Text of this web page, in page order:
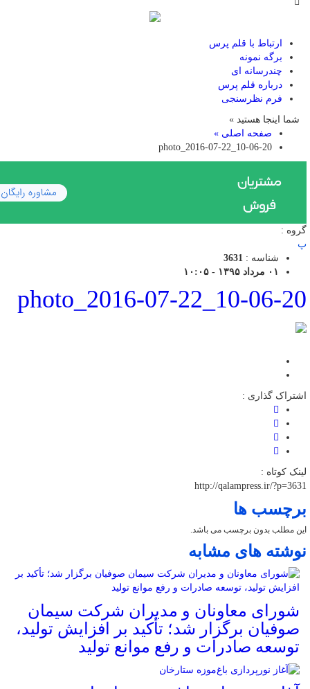
ارتباط با قلم پرس
برگه نمونه
چندرسانه ای
درباره قلم پرس
فرم نظرسنجی
شما اینجا هستید »
صفحه اصلی »
photo_2016-07-22_10-06-20
گروه :
پ
شناسه : 3631
۰۱ مرداد ۱۳۹۵ - ۱۰:۰۵
photo_2016-07-22_10-06-20
اشتراک گذاری :
لینک کوتاه :
http://qalampress.ir/?p=3631
برچسب ها
این مطلب بدون برچسب می باشد.
نوشته های مشابه
شورای معاونان و مدیران شرکت سیمان
صوفیان برگزار شد؛ تأکید بر افزایش تولید،
توسعه صادرات و رفع موانع تولید